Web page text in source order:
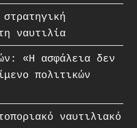
ναυτιλία
«Η ασφάλεια δεν
πολιτικών
ναυτιλιακό